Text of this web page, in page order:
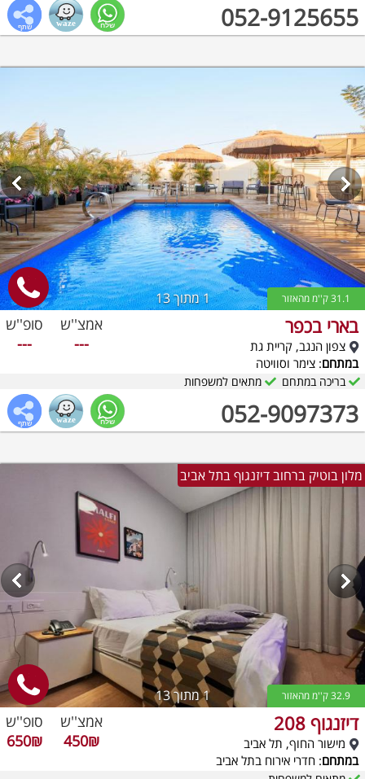
052-9125655
1מתוך 13 31.1 ק''מ מהאזור
בארי בכפר
צפון הנגב, קריית גת
במתחם: צימר וסוויטה
052-9097373
אמצ''ש
---
סופ''ש
---
בריכה במתחם מתאים למשפחות
מלון בוטיק ברחוב דיזנגוף בתל אביב
1מתוך 13 32.9 ק''מ מהאזור
דיזנגוף 208
מישור החוף, תל אביב
במתחם: חדרי אירוח בתל אביב
אמצ''ש
450₪
סופ''ש
650₪